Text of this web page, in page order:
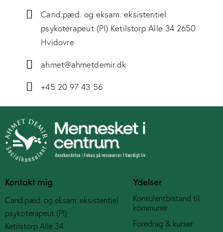
Cand.pæd. og eksam. eksistentiel
psykoterapeut (PI) Ketilstorp Alle 34 2650
Hvidovre
ahmet@ahmetdemir.dk
+45 20 97 43 56
Kontakt mig
Cand.pæd. og eksam. eksistentiel
psykoterapeut (PI)
Ketilstorp Alle 34
Ydelser
Konsulentbistand til
kommuner
Foredrag & kurser